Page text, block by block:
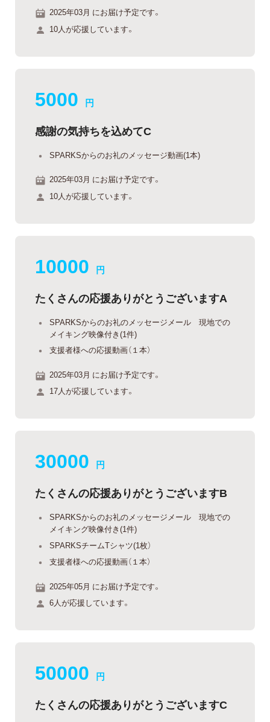
2025年03月 にお届け予定です。
10人が応援しています。
5000 円
感謝の気持ちを込めてC
SPARKSからのお礼のメッセージ動画(1本)
2025年03月 にお届け予定です。
10人が応援しています。
10000 円
たくさんの応援ありがとうございますA
SPARKSからのお礼のメッセージメール 現地での
メイキング映像付き(1件)
支援者様への応援動画（１本）
2025年03月 にお届け予定です。
17人が応援しています。
30000 円
たくさんの応援ありがとうございますB
SPARKSからのお礼のメッセージメール 現地での
メイキング映像付き(1件)
SPARKSチームTシャツ(1枚）
支援者様への応援動画（１本）
2025年05月 にお届け予定です。
6人が応援しています。
50000 円
たくさんの応援ありがとうございますC